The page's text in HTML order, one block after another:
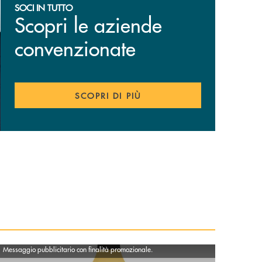
SOCI IN TUTTO
Scopri le aziende
convenzionate
SCOPRI DI PIÙ
Scopri di più E.ON ENERGIA
Messaggio pubblicitario con finalità promozionale.